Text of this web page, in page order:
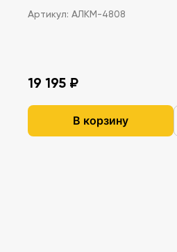
Артикул: АЛКМ-4808
19 195 ₽
В корзину